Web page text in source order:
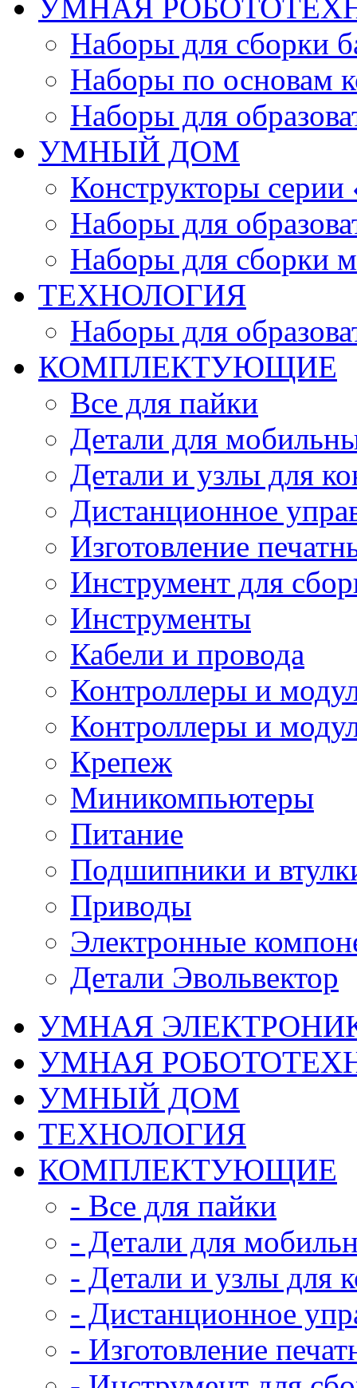
УМНАЯ
Наборы для сборки
Наборы по основам
Наборы для
УМНЫЙ ДОМ
Конструкторы
Наборы для
Наборы для сборки
ТЕХНОЛОГИЯ
Наборы для
КОМПЛЕКТУЮЩИЕ
Все для пайки
Детали для
Детали и узлы для
Дистанционное
Изготовление
Инструмент для
Инструменты
Кабели и провода
Контроллеры и
Контроллеры и
Крепеж
Миникомпьютеры
Питание
Подшипники и
Приводы
Электронные
Детали Эвольвектор
УМНАЯ
УМНАЯ
УМНЫЙ ДОМ
ТЕХНОЛОГИЯ
КОМПЛЕКТУЮЩИЕ
- Все для пайки
- Детали для
- Детали и узлы для
- Дистанционное
- Изготовление